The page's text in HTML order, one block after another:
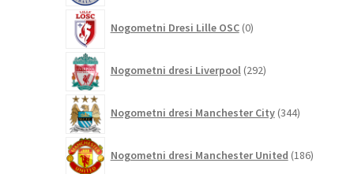
Nogometni Dresi Lille OSC 0izdelkov
Nogometni dresi Liverpool 292izdelkov
Nogometni dresi Manchester City 344izdelkov
Nogometni dresi Manchester United 186izdelkov